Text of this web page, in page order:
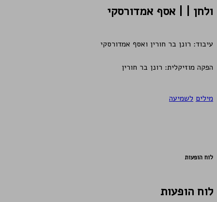
ולחן | | אסף אמדורסקי
עיבוד: רונן בר חורין ואסף אמדורסקי
הפקה מוזיקלית: רונן בר חורין
מילים לשמיעה
לוח הופעות
לוח הופעות